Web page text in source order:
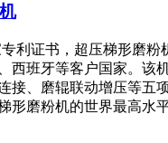
利证书，超压梯形磨粉
西班牙等客户国家。该
接、磨辊联动增压等五
形磨粉机的世界最高水